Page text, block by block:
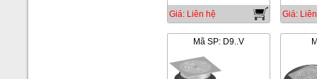
Giá: Liên hệ Giá:
Mã SP: D9..V